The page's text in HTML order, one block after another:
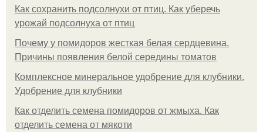
Как сохранить подсолнухи от птиц. Как уберечь
урожай подсолнуха от птиц
Почему у помидоров жесткая белая сердцевина.
Причины появления белой середины томатов
Комплексное минеральное удобрение для клубники.
Удобрение для клубники
Как отделить семена помидоров от жмыха. Как
отделить семена от мякоти